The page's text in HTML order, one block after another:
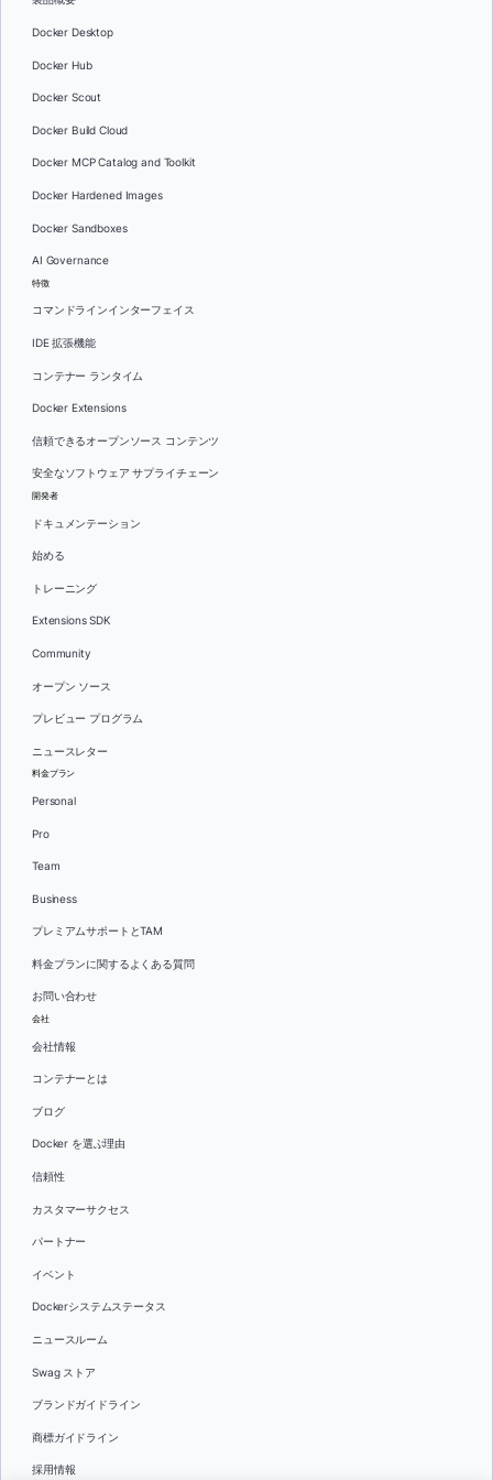
Docker Desktop
Docker Hub
Docker Scout
Docker Build Cloud
Docker MCP Catalog and Toolkit
Docker Hardened Images
Docker Sandboxes
AI Governance
特徴
コマンドラインインターフェイス
IDE 拡張機能
コンテナー ランタイム
Docker Extensions
信頼できるオープンソース コンテンツ
安全なソフトウェア サプライチェーン
開発者
ドキュメンテーション
始める
トレーニング
Extensions SDK
Community
オープン ソース
プレビュー プログラム
ニュースレター
料金プラン
Personal
Pro
Team
Business
プレミアムサポートとTAM
料金プランに関するよくある質問
お問い合わせ
会社
会社情報
コンテナーとは
ブログ
Docker を選ぶ理由
信頼性
カスタマーサクセス
パートナー
イベント
Dockerシステムステータス
ニュースルーム
Swag ストア
ブランドガイドライン
商標ガイドライン
採用情報